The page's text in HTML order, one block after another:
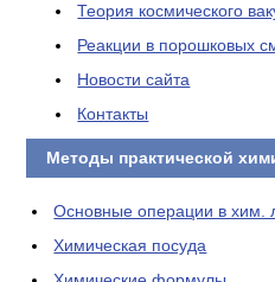
Теория космического
Реакции в порошковых
Новости сайта
Контакты
Методы практической
Основные операции в хим.
Химическая посуда